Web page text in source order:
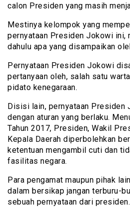
calon Presiden yang masih
Mestinya kelompok yang
pernyataan Presiden Jokowi ini,
dahulu apa yang disampaikan
Pernyataan Presiden Jokowi
pertanyaan oleh, salah satu
pidato kenegaraan.
Disisi lain, pernyataan Presiden
dengan aturan yang berlaku.
Tahun 2017, Presiden, Wakil
Kepala Daerah diperbolehkan
ketentuan mengambil cuti dan
fasilitas negara.
Para pengamat maupun pihak
dalam bersikap jangan terburu-
sebuah pernyataan dari presiden.